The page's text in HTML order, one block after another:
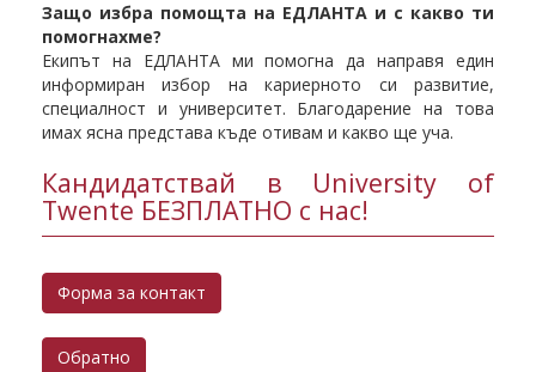
Защо избра помощта на ЕДЛАНТА и с какво ти
помогнахме?
Екипът на ЕДЛАНТА ми помогна да направя един
информиран избор на кариерното си развитие,
специалност и университет. Благодарение на това
имах ясна представа къде отивам и какво ще уча.
Кандидатствай в University of
Twente БЕЗПЛАТНО с нас!
Форма за контакт
Обратно